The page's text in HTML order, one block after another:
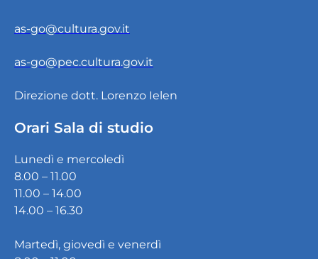
as-go@cultura.gov.it
as-go@pec.cultura.gov.it
Direzione dott. Lorenzo Ielen
Orari Sala di studio
Lunedì e mercoledì
8.00 – 11.00
11.00 – 14.00
14.00 – 16.30
Martedì, giovedì e venerdì